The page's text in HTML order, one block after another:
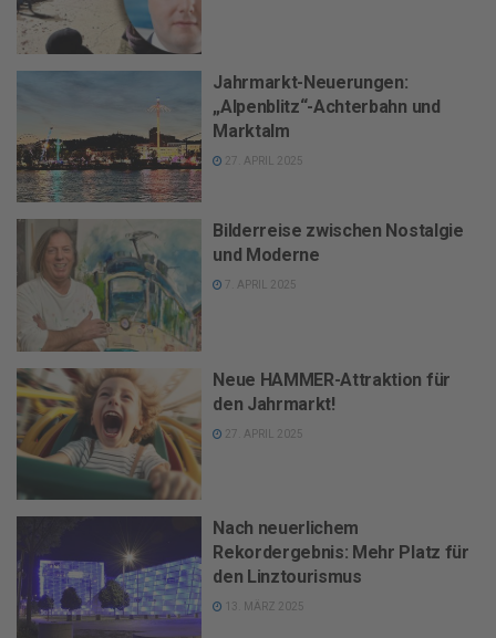
Jahrmarkt-Neuerungen:
„Alpenblitz“-Achterbahn und
Marktalm
27. APRIL 2025
Bilderreise zwischen Nostalgie
und Moderne
7. APRIL 2025
Neue HAMMER-Attraktion für
den Jahrmarkt!
27. APRIL 2025
Nach neuerlichem
Rekordergebnis: Mehr Platz für
den Linztourismus
13. MÄRZ 2025